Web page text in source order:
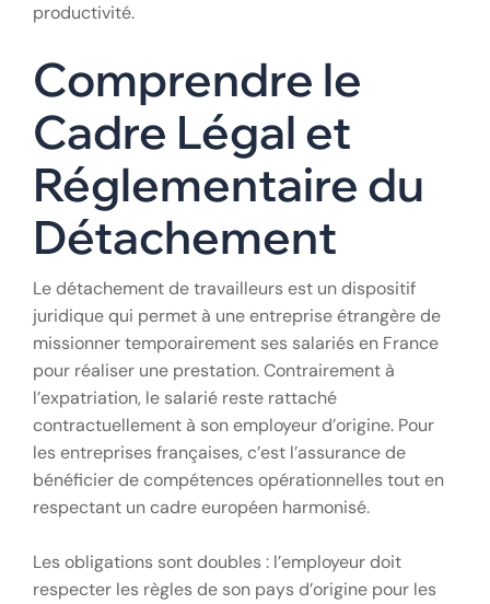
productivité.
Comprendre le
Cadre Légal et
Réglementaire du
Détachement
Le détachement de travailleurs est un dispositif
juridique qui permet à une entreprise étrangère de
missionner temporairement ses salariés en France
pour réaliser une prestation. Contrairement à
l’expatriation, le salarié reste rattaché
contractuellement à son employeur d’origine. Pour
les entreprises françaises, c’est l’assurance de
bénéficier de compétences opérationnelles tout en
respectant un cadre européen harmonisé.
Les obligations sont doubles : l’employeur doit
respecter les règles de son pays d’origine pour les